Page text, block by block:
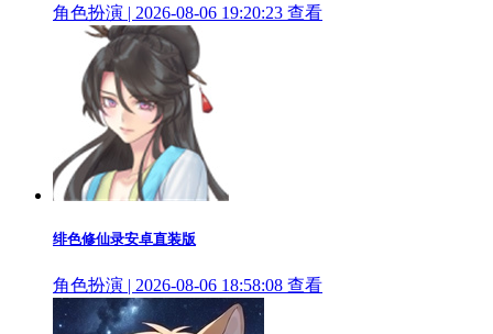
角色扮演 | 2026-08-06 19:20:23 查看
绯色修仙录安卓直装版
角色扮演 | 2026-08-06 18:58:08 查看